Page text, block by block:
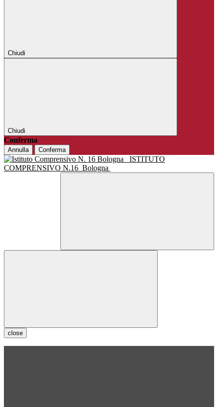
Chiudi
Chiudi
Conferma
Annulla Conferma
ISTITUTO
COMPRENSIVO N.16 Bologna
close